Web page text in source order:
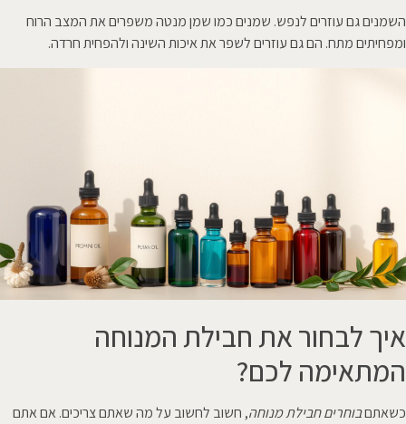
השמנים גם עוזרים לנפש. שמנים כמו שמן מנטה משפרים את המצב הרוח
ומפחיתים מתח. הם גם עוזרים לשפר את איכות השינה ולהפחית חרדה.
איך לבחור את חבילת המנוחה
המתאימה לכם?
כשאתםבוחרים חבילת מנוחה, חשוב לחשוב על מה שאתם צריכים. אם אתם